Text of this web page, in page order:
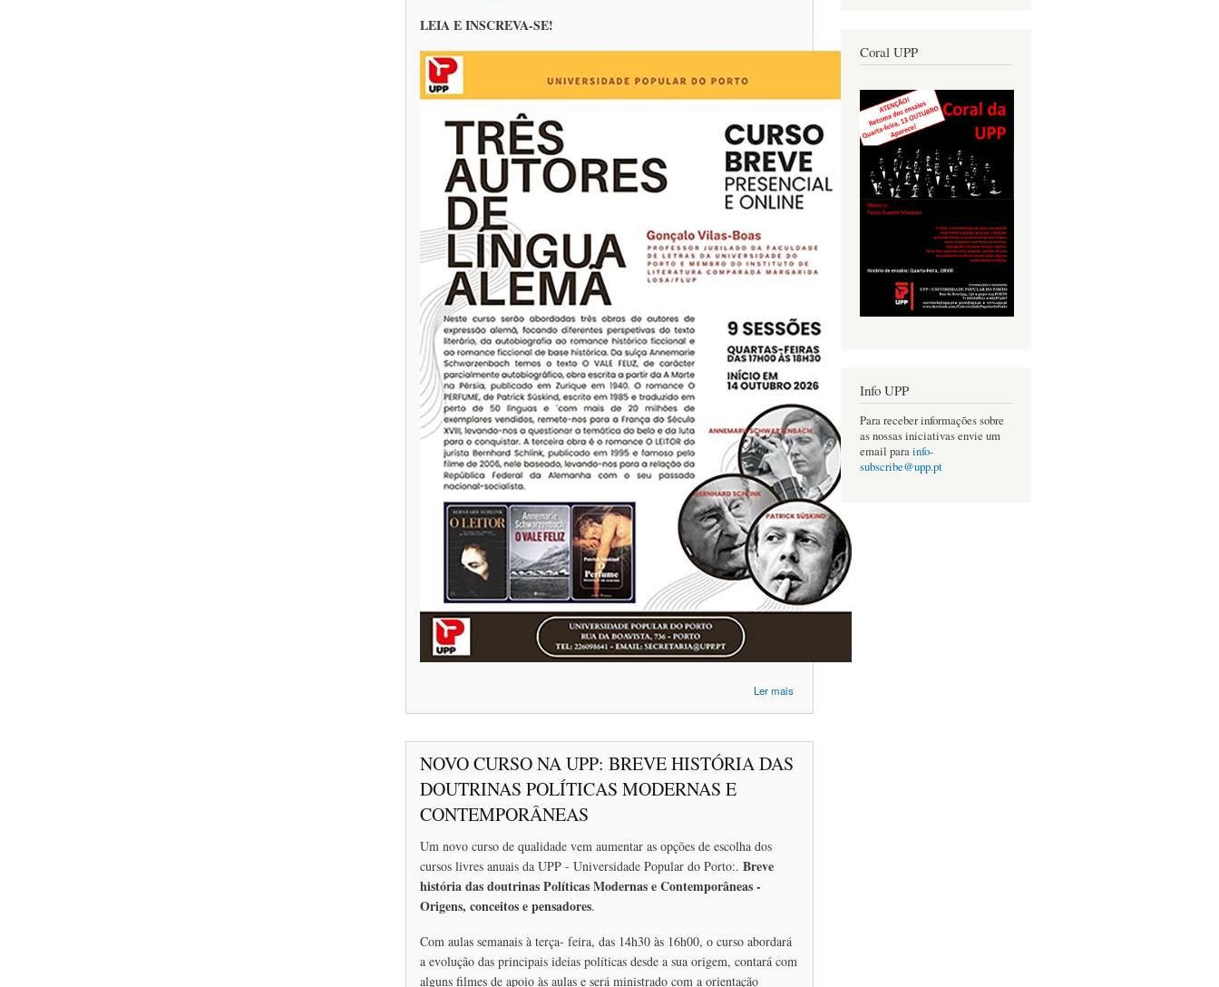
LEIA E INSCREVA-SE!
Ler mais
AUTORES
NOVO CURSO NA UPP: BREVE HISTÓRIA DAS
DOUTRINAS POLÍTICAS MODERNAS E
CONTEMPORÂNEAS
Um novo curso de qualidade vem aumentar as opções de escolha dos
cursos livres anuais da UPP - Universidade Popular do Porto:. Breve
história das doutrinas Políticas Modernas e Contemporâneas -
Origens, conceitos e pensadores.
Com aulas semanais à terça- feira, das 14h30 às 16h00, o curso abordará
a evolução das principais ideias políticas desde a sua origem, contará com
alguns filmes de apoio às aulas e será ministrado com a orientação
Coral UPP
Info UPP
Para receber informações sobre
as nossas iniciativas envie um
email parainfo-
subscribe@upp.pt